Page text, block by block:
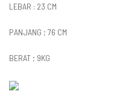
LEBAR : 23 CM
PANJANG ; 76 CM
BERAT ; 9KG